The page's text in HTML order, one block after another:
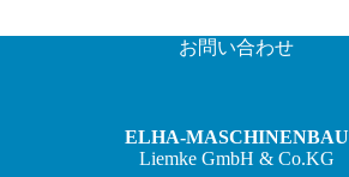
お問い合わせ
ELHA-MASCHINENBAU
Liemke GmbH & Co.KG